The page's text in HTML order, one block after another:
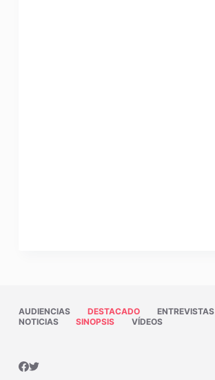
AUDIENCIAS DESTACADO ENTREVISTAS
NOTICIAS
SINOPSIS VÍDEOS